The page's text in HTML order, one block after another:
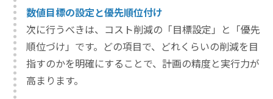
数値目標の設定と優先順位付け
次に行うべきは、コスト削減の「目標設定」と「優先
順位づけ」です。どの項目で、どれくらいの削減を目
指すのかを明確にすることで、計画の精度と実行力が
高まります。